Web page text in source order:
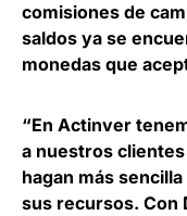
comisiones de
saldos ya se
monedas que
“En Actinver
a nuestros
hagan más
sus recursos. Con